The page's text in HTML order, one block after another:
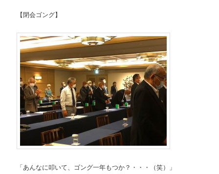
【閉会ゴング】
「あんなに叩いて、ゴング一年もつか？・・・（笑）」